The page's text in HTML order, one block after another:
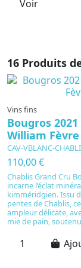
Voir
16 Produits
Vins fins
Bougros
William Fèvre
CAV-VBLANC-
110,00 €
Chablis Grand Cru
incarne l’éclat
kimméridgien. Issu
pentes de Chablis,
ampleur délicate,
mie de pain,